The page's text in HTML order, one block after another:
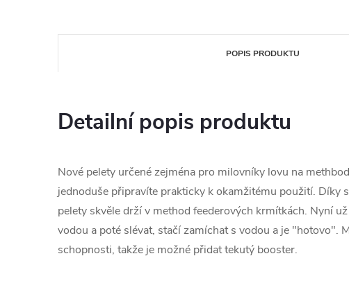
POPIS PRODUKTU
Detailní popis produktu
Nové pelety určené zejména pro milovníky lovu na
jednoduše připravíte prakticky k okamžitému použití. Díky
pelety skvěle drží v method feederových krmítkách. Nyní
vodou a poté slévat, stačí zamíchat s vodou a je "hotovo".
schopnosti, takže je možné přidat tekutý booster.